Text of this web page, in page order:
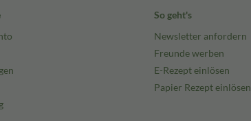
So geht's
Newsletter anfordern
Freunde werben
E-Rezept einlösen
Papier Rezept einlösen